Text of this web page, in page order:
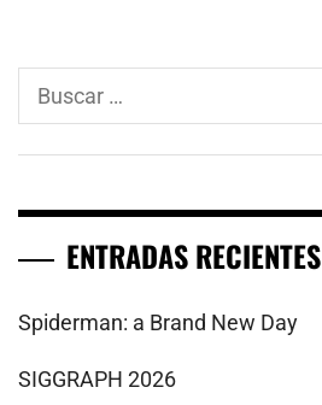
Buscar:
ENTRADAS RECIENTES
Spiderman: a Brand New Day
SIGGRAPH 2026